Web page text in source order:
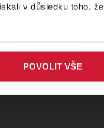
v důsledku toho, že
POVOLIT VŠE